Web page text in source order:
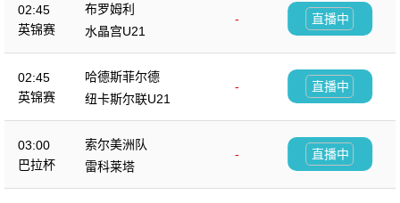
02:45
英锦赛
布罗姆利
-
水晶宫U21
直播中
02:45
英锦赛
哈德斯菲尔德
-
纽卡斯尔联U21
直播中
03:00
巴拉杯
索尔美洲队
-
雷科莱塔
直播中